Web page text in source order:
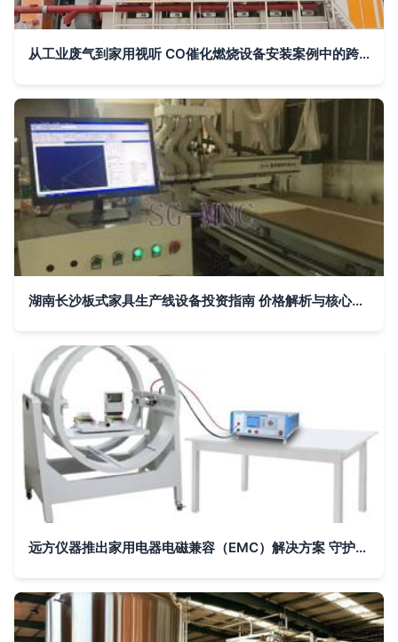
从工业废气到家用视听 CO催化燃烧设备安装案例中的跨界启示
湖南长沙板式家具生产线设备投资指南 价格解析与核心价值评估
远方仪器推出家用电器电磁兼容（EMC）解决方案 守护家用视听设备的纯净信号